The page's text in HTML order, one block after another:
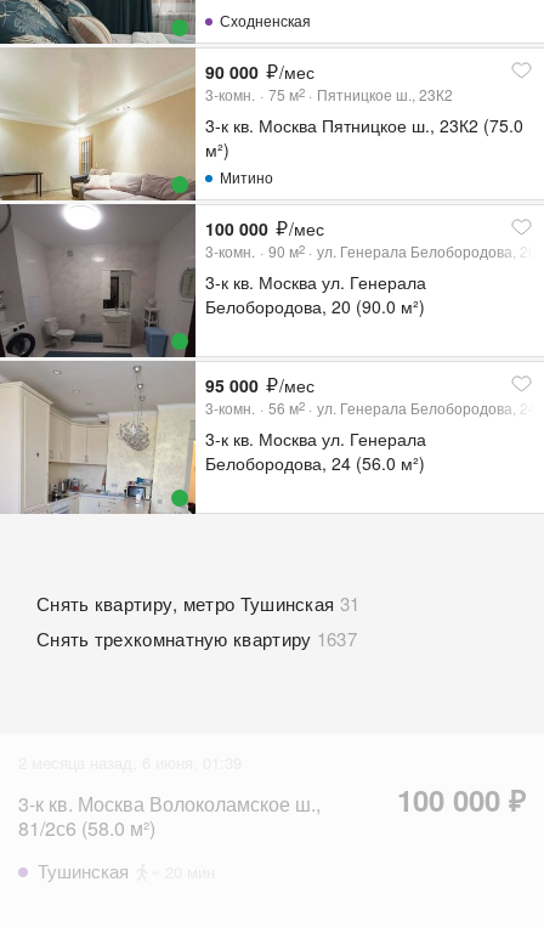
Сходненская
90 000 /мес
3-комн. 75 м2 Пятницкое ш., 23К2
3-к кв. Москва Пятницкое ш., 23К2 (75.0
м²)
Митино
100 000 /мес
3-комн. 90 м2 ул. Генерала Белобородова, 20
3-к кв. Москва ул. Генерала
Белобородова, 20 (90.0 м²)
95 000 /мес
3-комн. 56 м2 ул. Генерала Белобородова, 24
3-к кв. Москва ул. Генерала
Белобородова, 24 (56.0 м²)
Снять квартиру, метро Тушинская 31
Снять трехкомнатную квартиру 1637
3-к кв. Москва Волоколамское ш.,
81/2с6 (58.0 м²)
100 000 ₽
Тушинская